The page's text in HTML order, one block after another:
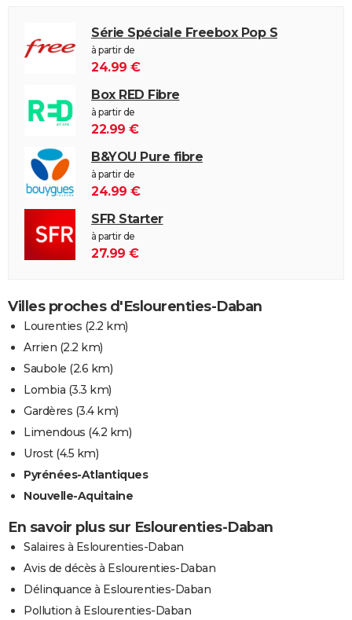
Série Spéciale Freebox Pop S
à partir de
24.99 €
Box RED Fibre
à partir de
22.99 €
B&YOU Pure fibre
à partir de
24.99 €
SFR Starter
à partir de
27.99 €
Villes proches d'Eslourenties-Daban
Lourenties (2.2 km)
Arrien (2.2 km)
Saubole (2.6 km)
Lombia (3.3 km)
Gardères (3.4 km)
Limendous (4.2 km)
Urost(4.5 km)
Pyrénées-Atlantiques
Nouvelle-Aquitaine
En savoir plus sur Eslourenties-Daban
Salaires à Eslourenties-Daban
Avis de décès à Eslourenties-Daban
Délinquance à Eslourenties-Daban
Pollution à Eslourenties-Daban